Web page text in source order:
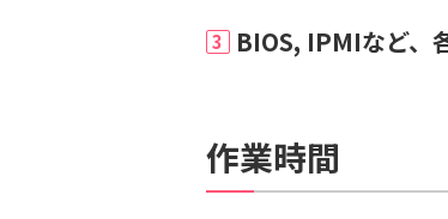
3 BIOS, IPMIなど、
作業時間